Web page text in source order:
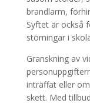
brandlarm,
Syftet är också
störningar i
Granskning av
inträffat eller
skett. Med